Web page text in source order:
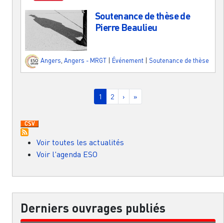
Soutenance de thèse de
Pierre Beaulieu
Angers Angers - MRGT Événement Soutenance de thèse
Page courante
1 Page
2 Page suivante
› Dernière page
»
Voir toutes les actualités
Voir l'agenda ESO
Derniers ouvrages publiés